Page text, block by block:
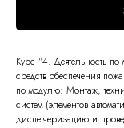
Курс "4. Деятельность
средств обеспечения
по модулю: Монтаж,
систем (элементов
диспетчеризацию и